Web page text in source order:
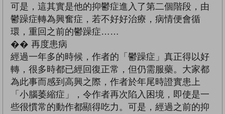
可是，這其實是他的抑鬱症進入了第二個階段，由
鬱躁症轉為興奮症，若不好好治療，病情便會循
環，重回之前的鬱躁症……
�� 再度患病
經過一年多的時候，作者的「鬱躁症」真正得以好
轉，很多時都已經回復正常，但仍需服藥。大家都
為此事而感到高興之際，作者於年尾時證實患上
「小腦萎縮症」，令作者再次陷入困境，即使是一
些很慣常的動作都顯得吃力。可是，經過之前的抑